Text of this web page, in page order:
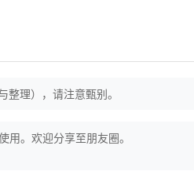
理），请注意甄别。
。欢迎分享至朋友圈。